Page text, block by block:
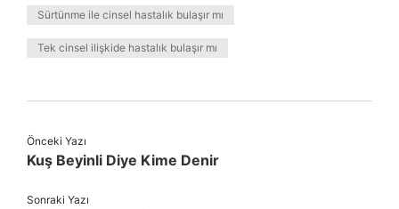
Sürtünme ile cinsel hastalık bulaşır mı
Tek cinsel ilişkide hastalık bulaşır mı
Önceki Yazı
Kuş Beyinli Diye Kime Denir
Sonraki Yazı